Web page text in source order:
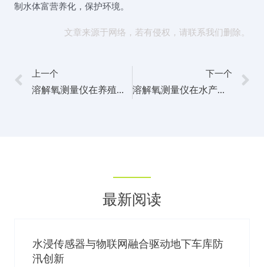
制水体富营养化，保护环境。
文章来源于网络，若有侵权，请联系我们删除。
上一个
溶解氧测量仪在养殖水体管理中的作用与优化策略研究
下一个
溶解氧测量仪在水产养殖健康管理中的应用案例分享
最新阅读
水浸传感器与物联网融合驱动地下车库防
汛创新